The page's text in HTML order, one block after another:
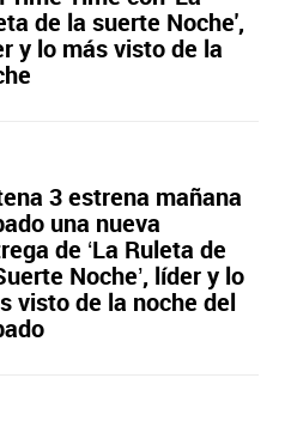
de la suerte Noche',
y lo más visto de la
3 estrena mañana
una nueva
de ‘La Ruleta de
Noche’, líder y lo
visto de la noche del